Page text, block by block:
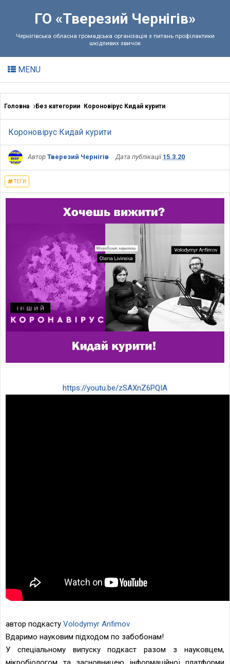
ГО «Тверезий Чернігів»
Чернігівська обласна громадська організація з питань профілактики
шкідливих звичок
MENU
Головна Без категории Короновірус Кидай курити
Короновірус Кидай курити
Автор Тверезий Чернігів Дата публікації15.3.20
ТЕГИ
https://youtu.be/zSAXnZ6PQIA
автор подкасту Volodymyr Anfimov
Вдаримо науковим підходом по забобонам!
У спеціальному випуску подкаст разом з науковцем,